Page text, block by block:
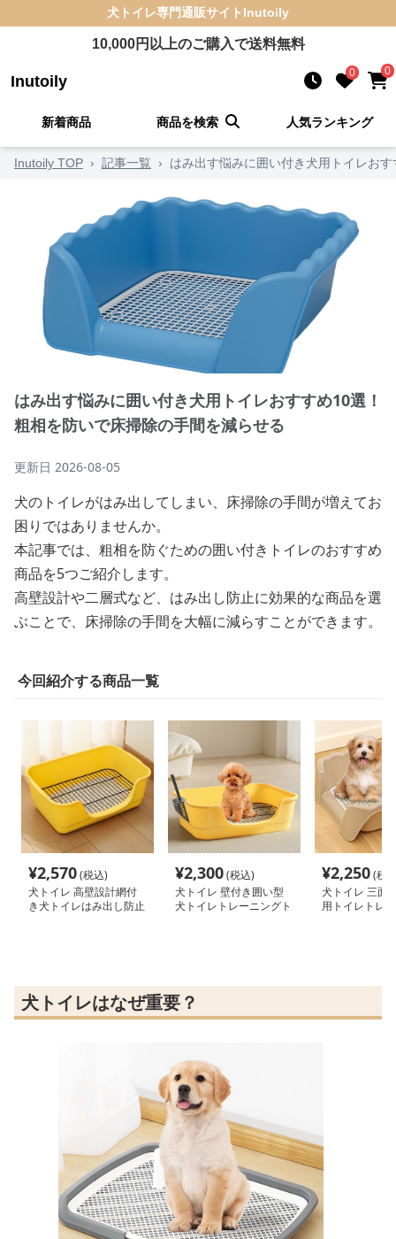
犬トイレ専門通販サイト Inutoily
10,000円以上のご購入で送料無料
Inutoily 0 0
新着商品 商品を検索 人気ランキング
Inutoily TOP › 記事一覧 › はみ出す悩みに囲い付き犬用トイレお
はみ出す悩みに囲い付き犬用トイレおすすめ10選！
粗相を防いで床掃除の手間を減らせる
更新日 2026-08-05
犬のトイレがはみ出してしまい、床掃除の手間が増えてお
困りではありませんか。
本記事では、粗相を防ぐための囲い付きトイレのおすすめ
商品を5つご紹介します。
高壁設計や二層式など、はみ出し防止に効果的な商品を選
ぶことで、床掃除の手間を大幅に減らすことができます。
今回紹介する商品一覧
¥2,570(税込)
犬トイレ 高壁設計網付
き犬トイレはみ出し防止
¥2,300(税込)
犬トイレ 壁付き囲い型
犬トイレトレーニングト
¥2,250(税
犬トイレ 三面
用トイレトレー
犬トイレはなぜ重要？